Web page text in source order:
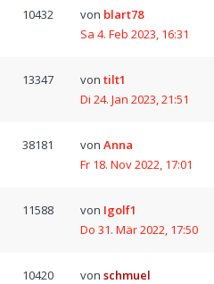
10432 von blart78
Sa 4. Feb 2023, 16:31
13347 von tilt1
Di 24. Jan 2023, 21:51
38181 von Anna
Fr 18. Nov 2022, 17:01
11588 von Igolf1
Do 31. Mär 2022, 17:50
10420 von schmuel